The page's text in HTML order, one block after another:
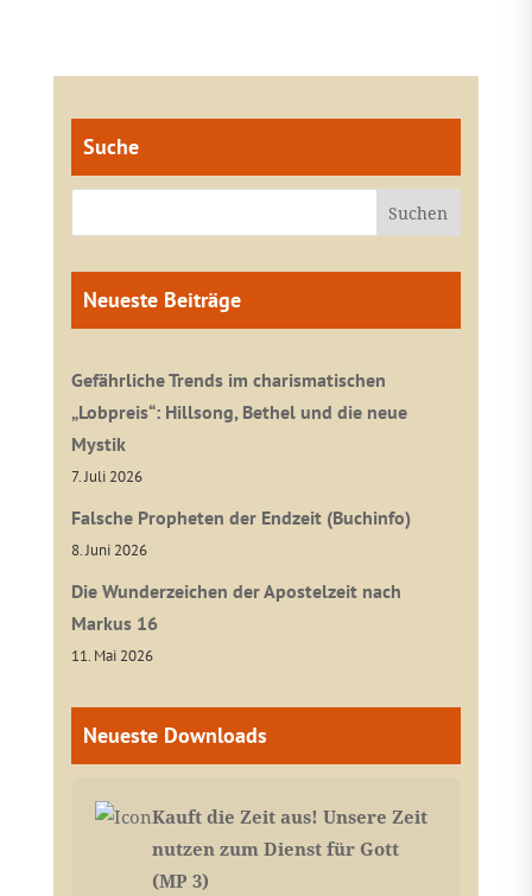
Suche
Neueste Beiträge
Gefährliche Trends im charismatischen
„Lobpreis“: Hillsong, Bethel und die neue
Mystik
7. Juli 2026
Falsche Propheten der Endzeit (Buchinfo)
8. Juni 2026
Die Wunderzeichen der Apostelzeit nach
Markus 16
11. Mai 2026
Neueste Downloads
Kauft die Zeit aus! Unsere Zeit
nutzen zum Dienst für Gott
(MP 3)